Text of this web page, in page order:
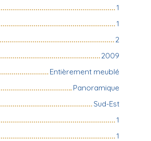
1
1
2
2009
Entièrement meublé
Panoramique
Sud-Est
1
1